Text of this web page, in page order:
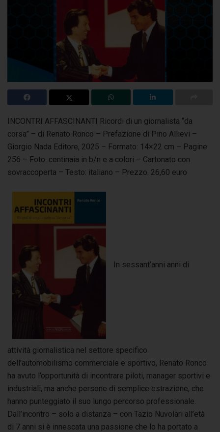
INCONTRI AFFASCINANTI Ricordi di un giornalista “da
corsa” – di Renato Ronco – Prefazione di Pino Allievi –
Giorgio Nada Editore, 2025 – Formato: 14×22 cm – Pagine:
256 – Foto: centinaia in b/n e a colori – Cartonato con
sovraccoperta – Testo: italiano – Prezzo: 26,60 euro
In sessant’anni anni di
attività giornalistica nel settore specifico
dell’automobilismo commerciale e sportivo, Renato Ronco
ha avuto l’opportunità di incontrare piloti, manager sportivi e
industriali, ma anche persone di semplice estrazione, che
hanno punteggiato il suo lungo percorso professionale.
Dall’incontro – solo a distanza – con Tazio Nuvolari all’età
di 7 anni si è innescata una passione che lo ha portato a